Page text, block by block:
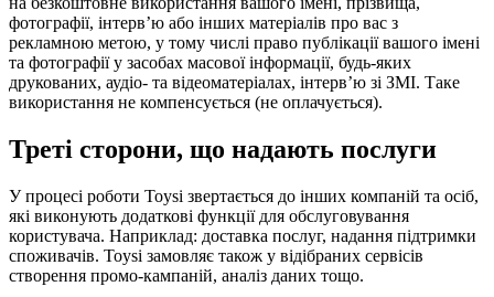
фотографії, інтерв’ю або інших матеріалів про вас з
рекламною метою, у тому числі право публікації вашого імені
та фотографії у засобах масової інформації, будь-яких
друкованих, аудіо- та відеоматеріалах, інтерв’ю зі ЗМІ. Таке
використання не компенсується (не оплачується).
Треті сторони, що надають послуги
У процесі роботи Toysi звертається до інших компаній та осіб,
які виконують додаткові функції для обслуговування
користувача. Наприклад: доставка послуг, надання підтримки
споживачів. Toysi замовляє також у відібраних сервісів
створення промо-кампаній, аналіз даних тощо.